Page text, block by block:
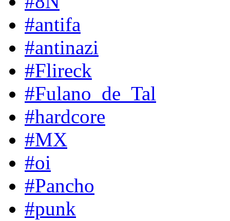
#antifa
#antinazi
#Flireck
#Fulano_de_Tal
#hardcore
#MX
#oi
#Pancho
#punk